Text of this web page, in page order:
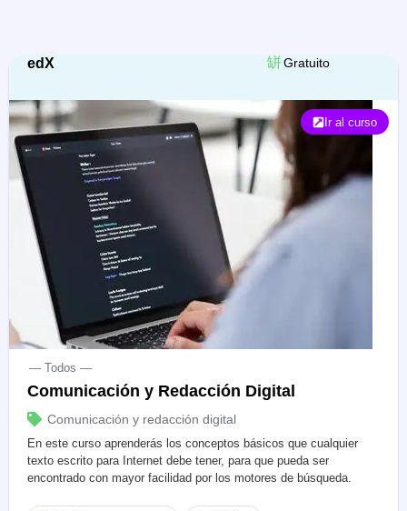
edX Gratuito
Ir al curso
— Todos —
Comunicación y Redacción Digital
Comunicación y redacción digital
En este curso aprenderás los conceptos básicos que cualquier
texto escrito para Internet debe tener, para que pueda ser
encontrado con mayor facilidad por los motores de búsqueda.